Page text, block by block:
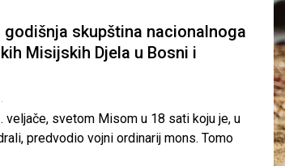
godišnja skupština nacionalnoga
Misijskih Djela u Bosni i
veljače, svetom Misom u 18 sati koju je, u
predvodio vojni ordinarij mons. Tomo